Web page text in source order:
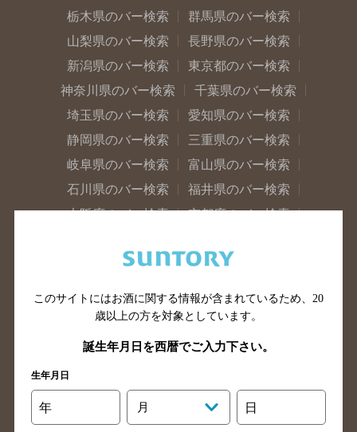
栃木県のバー検索
群馬県のバー検索
山梨県のバー検索
長野県のバー検索
新潟県のバー検索
東京都のバー検索
神奈川県のバー検索
千葉県のバー検索
埼玉県のバー検索
愛知県のバー検索
静岡県のバー検索
三重県のバー検索
岐阜県のバー検索
富山県のバー検索
石川県のバー検索
福井県のバー検索
大阪府のバー検索
京都府のバー検索
滋賀県のバー検索
和歌山県のバー検索
山口県のバー検索
鳥取県のバー検索
島根県のバー検索
徳島県のバー検索
高知県のバー検索
福岡県のバー検索
長崎県のバー検索
佐賀県のバー検索
このサイトにはお酒に関する情報が含まれているため、 20
歳以上の方を対象としています。
誕生年月日を西暦でご入力下さい。
生年月日
年 月 日